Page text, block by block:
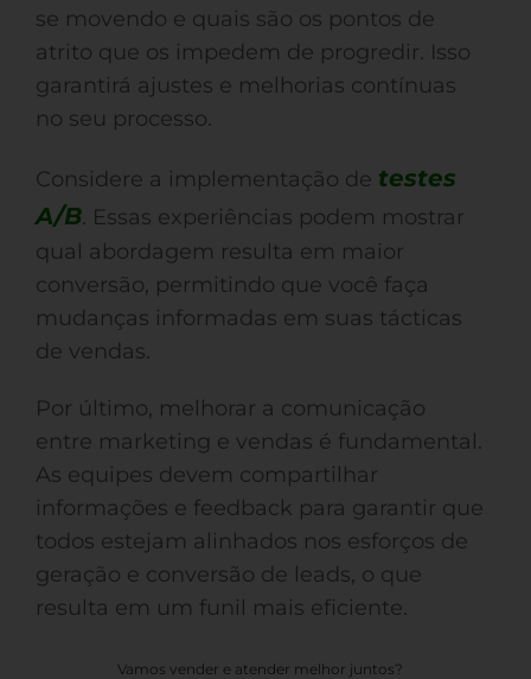
se movendo e quais são os pontos de
atrito que os impedem de progredir. Isso
garantirá ajustes e melhorias contínuas
no seu processo.
Considere a implementação de testes
A/B. Essas experiências podem mostrar
qual abordagem resulta em maior
conversão, permitindo que você faça
mudanças informadas em suas tácticas
de vendas.
Por último, melhorar a comunicação
entre marketing e vendas é fundamental.
As equipes devem compartilhar
informações e feedback para garantir que
todos estejam alinhados nos esforços de
geração e conversão de leads, o que
resulta em um funil mais eficiente.
Vamos vender e atender melhor juntos?